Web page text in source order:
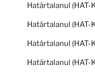
Határtalanul
Határtalanul
Határtalanul
Határtalanul